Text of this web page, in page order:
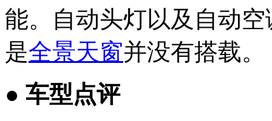
能。自动头灯以及自动
是全景天窗并没有搭载。
● 车型点评